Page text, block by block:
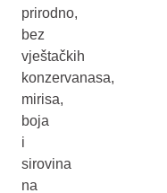
prirodno,
bez
vještačkih
konzervanasa,
mirisa,
boja
i
sirovina
na